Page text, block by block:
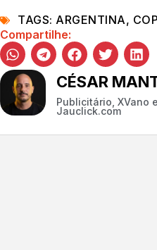
TAGS: ARGENTINA,
Compartilhe:
CÉSAR
Publicitário, XVano
Jauclick.com